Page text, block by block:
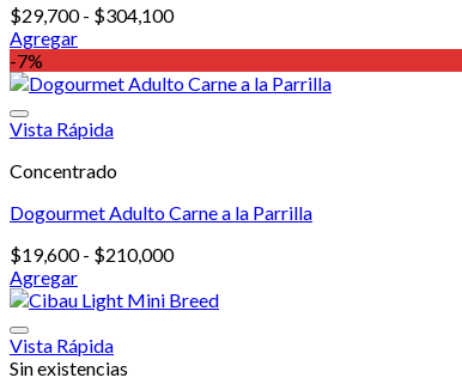
pueden
elegir
en
la
página
de
producto
$29,700 - $304,100Rango
desde
Agregar
Este
producto
múltiples
Las
se
elegir
en
la
página
de
producto
-7%
Vista Rápida
Concentrado
Dogourmet Adulto Carne a la Parrilla
$19,600 - $210,000Rango
precios:
Agregar
Este
tiene
múltiples
Vista Rápida
Sin existencias